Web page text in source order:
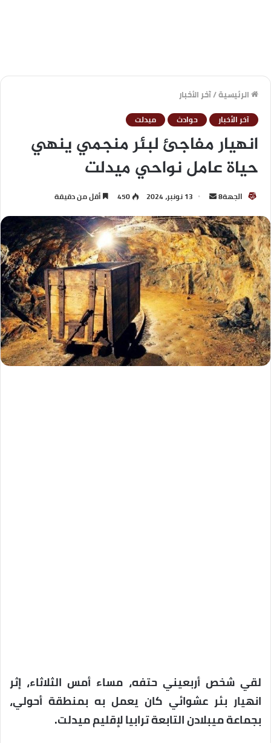
الرئيسية/آخر الأخبار
آخر الأخبار حوادث ميدلت
انهيار مفاجئ لبئر منجمي ينهي
حياة عامل نواحي ميدلت
الجهة8 13 نونبر، 2024 450 أقل من دقيقة
لقي شخص أربعيني حتفه، مساء أمس الثلاثاء، إثر
انهيار بئر عشوائي كان يعمل به بمنطقة أحولي،
بجماعة ميبلادن التابعة ترابيا لإقليم ميدلت.